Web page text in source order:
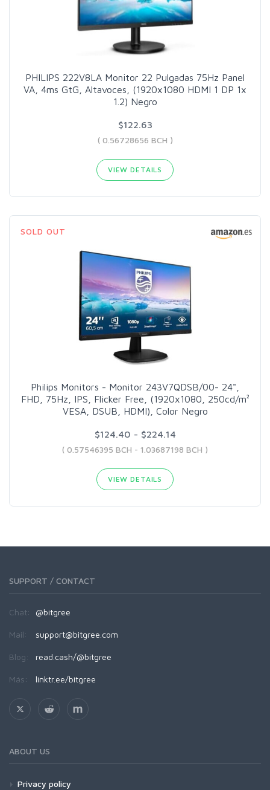
PHILIPS 222V8LA Monitor 22 Pulgadas 75Hz Panel
VA, 4ms GtG, Altavoces, (1920x1080 HDMI 1 DP 1x
1.2) Negro
$122.63
( 0.56728656 BCH )
VIEW DETAILS
SOLD OUT
Philips Monitors - Monitor 243V7QDSB/00- 24",
FHD, 75Hz, IPS, Flicker Free, (1920x1080, 250cd/m²
VESA, DSUB, HDMI), Color Negro
$124.40 - $224.14
( 0.57546395 BCH - 1.03687198 BCH )
VIEW DETAILS
SUPPORT / CONTACT
Chat: @bitgree
Mail: support@bitgree.com
Blog: read.cash/@bitgree
Más: linktr.ee/bitgree
ABOUT US
Privacy policy